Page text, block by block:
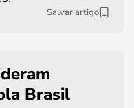
Salvar artigo
Brasil